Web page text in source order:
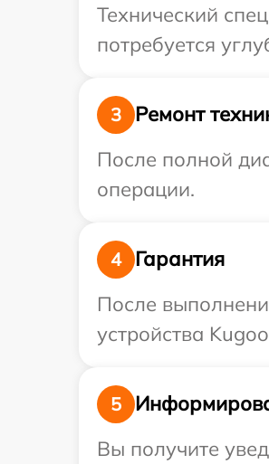
Технический
потребуется
3
Ремонт
После полной
операции.
4
Гарантия
После
устройства
5
Вы получите